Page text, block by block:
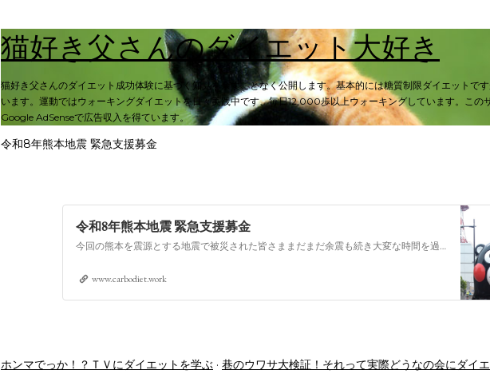
猫好き父さんのダイエット大好き
猫好き父さんのダイエット成功体験に基づく知見を余すことなく公開します。基本的には糖質制限ダイエットで
います。運動ではウォーキングダイエットを日々実践中です、毎日12,000歩以上ウォーキングしています。この
Google AdSenseで広告収入を得ています。
令和8年熊本地震 緊急支援募金
令和8年熊本地震 緊急支援募金
今回の熊本を震源とする地震で被災された皆さままだまだ余震も続き大変な時間を過ごされていると思います。心よりお見舞い申し上げます
www.carbodiet.work
ホンマでっか！？ＴＶにダイエットを学ぶ 巷のウワサ大検証！それって実際どうなの会にダイ